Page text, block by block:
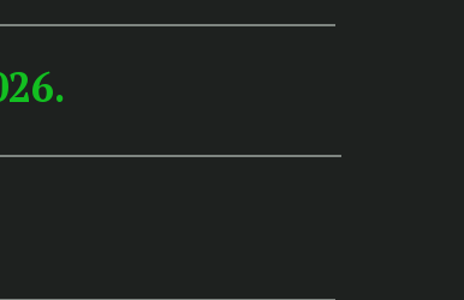
.